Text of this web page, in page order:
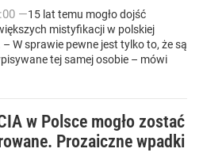
—15 lat temu mogło dojść
mistyfikacji w polskiej
W sprawie pewne jest tylko to, że są
tej samej osobie – mówi
w Polsce mogło zostać
Prozaiczne wpadki